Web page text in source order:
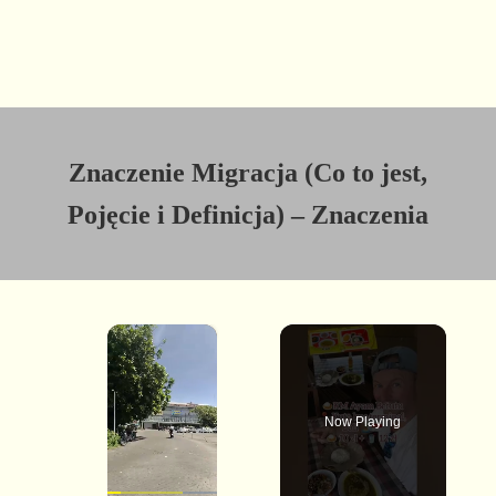
Znaczenie Migracja (Co to jest,
Pojęcie i Definicja) – Znaczenia
×
Now Playing